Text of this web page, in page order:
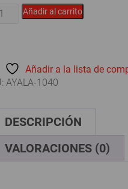
Añadir al carrito
Añadir a la lista de
AYALA-1040
DESCRIPCIÓN
VALORACIONES (0)